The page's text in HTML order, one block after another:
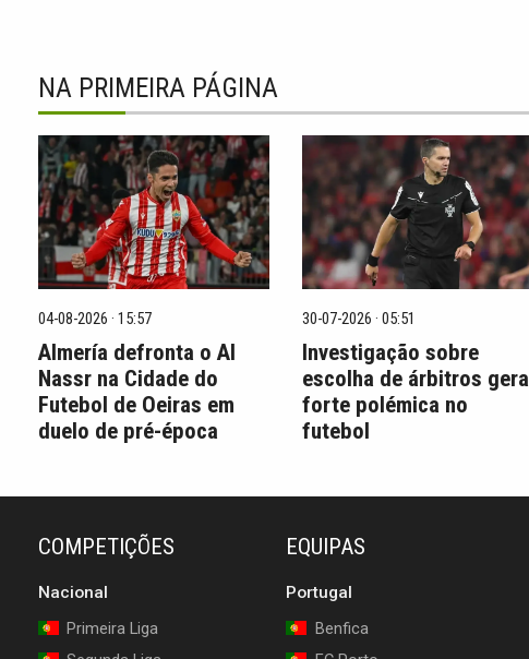
NA PRIMEIRA PÁGINA
04-08-2026 · 15:57
Almería defronta o Al
Nassr na Cidade do
Futebol de Oeiras em
duelo de pré-época
30-07-2026 · 05:51
Investigação sobre
escolha de árbitros gera
forte polémica no
futebol
COMPETIÇÕES
Nacional
Primeira Liga
EQUIPAS
Portugal
Benfica